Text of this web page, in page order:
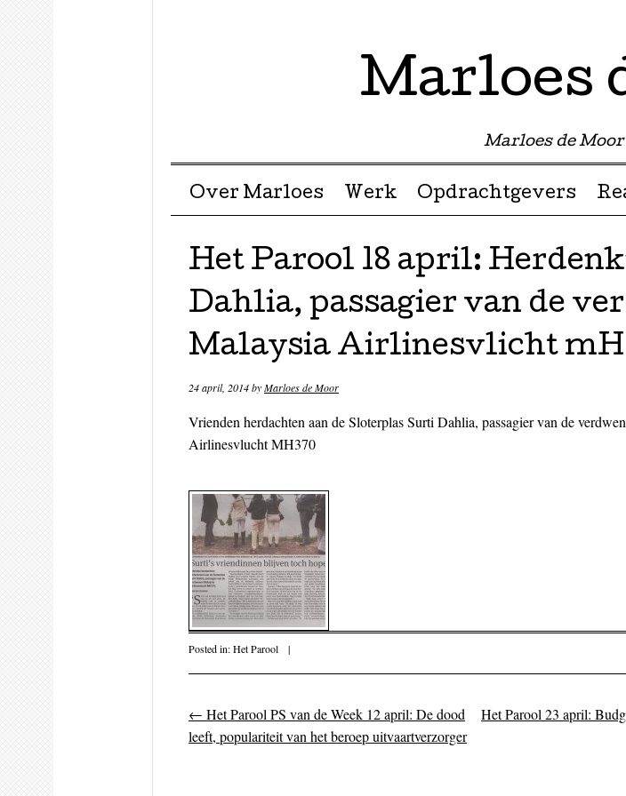
Marloes
Marloes de
Menu ☰
Skip to content
Over Marloes Werk Opdrachtgevers
Het Parool 18 april:
Dahlia, passagier van de
Malaysia Airlinesvlicht
24 april, 2014byMarloes de Moor
Vrienden herdachten aan de Sloterplas Surti Dahlia, passagier van de
Airlinesvlucht MH370
Posted in:Het Parool |
Post navigation
← Het Parool PS van de Week 12 april: De dood
leeft, populariteit van het beroep uitvaartverzorger
Het Parool 23 april: